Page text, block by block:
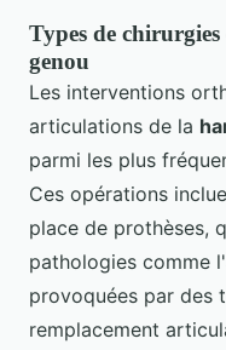
Types de
genou
Les interventions
articulations de la
parmi les plus
Ces opérations
place de prothèses,
pathologies comme
provoquées par des
remplacement